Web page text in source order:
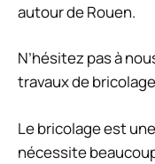
autour de Rouen.
N’hésitez pas à
travaux de
Le bricolage est
nécessite